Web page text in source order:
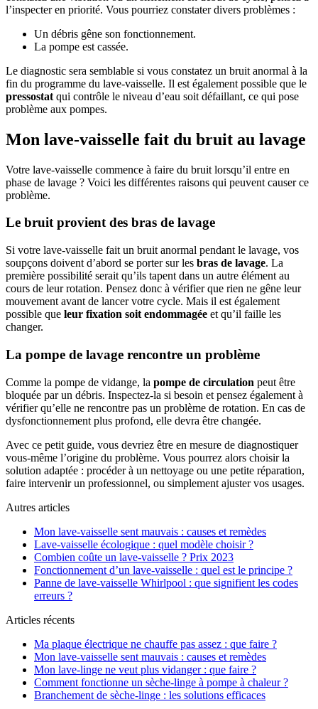
l’inspecter en priorité. Vous pourriez constater divers problèmes :
Un débris gêne son fonctionnement.
La pompe est cassée.
Le diagnostic sera semblable si vous constatez un bruit anormal à la
fin du programme du lave-vaisselle. Il est également possible que le
pressostat qui contrôle le niveau d’eau soit défaillant, ce qui pose
problème aux pompes.
Mon lave-vaisselle fait du bruit au lavage
Votre lave-vaisselle commence à faire du bruit lorsqu’il entre en
phase de lavage ? Voici les différentes raisons qui peuvent causer ce
problème.
Le bruit provient des bras de lavage
Si votre lave-vaisselle fait un bruit anormal pendant le lavage, vos
soupçons doivent d’abord se porter sur les bras de lavage. La
première possibilité serait qu’ils tapent dans un autre élément au
cours de leur rotation. Pensez donc à vérifier que rien ne gêne leur
mouvement avant de lancer votre cycle. Mais il est également
possible que leur fixation soit endommagée et qu’il faille les
changer.
La pompe de lavage rencontre un problème
Comme la pompe de vidange, la pompe de circulation peut être
bloquée par un débris. Inspectez-la si besoin et pensez également à
vérifier qu’elle ne rencontre pas un problème de rotation. En cas de
dysfonctionnement plus profond, elle devra être changée.
Avec ce petit guide, vous devriez être en mesure de diagnostiquer
vous-même l’origine du problème. Vous pourrez alors choisir la
solution adaptée : procéder à un nettoyage ou une petite réparation,
faire intervenir un professionnel, ou simplement ajuster vos usages.
Autres articles
Mon lave-vaisselle sent mauvais : causes et remèdes
Lave-vaisselle écologique : quel modèle choisir ?
Combien coûte un lave-vaisselle ? Prix 2023
Fonctionnement d’un lave-vaisselle : quel est le principe ?
Panne de lave-vaisselle Whirlpool : que signifient les codes
erreurs ?
Articles récents
Ma plaque électrique ne chauffe pas assez : que faire ?
Mon lave-vaisselle sent mauvais : causes et remèdes
Mon lave-linge ne veut plus vidanger : que faire ?
Comment fonctionne un sèche-linge à pompe à chaleur ?
Branchement de sèche-linge : les solutions efficaces